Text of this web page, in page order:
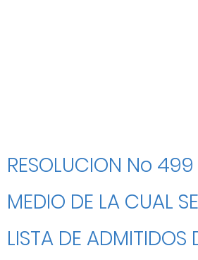
RESOLUCION No
MEDIO DE LA CUAL
LISTA DE ADMITIDOS